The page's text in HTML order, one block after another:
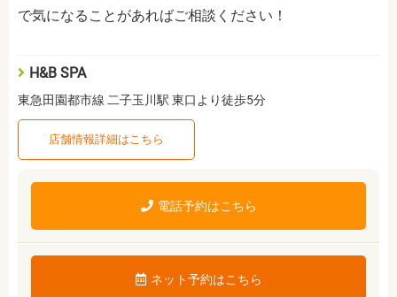
で気になることがあればご相談ください！
H&B SPA
東急田園都市線 二子玉川駅 東口より徒歩5分
店舗情報詳細はこちら
電話予約はこちら
ネット予約はこちら